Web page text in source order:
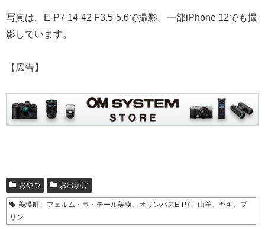
写真は、E-P7 14-42 F3.5-5.6で撮影。一部iPhone 12でも撮
影しています。
【広告】
おやつ お出かけ
美瑛町、フェルム・ラ・テール美瑛、オリンパスE-P7、山羊、ヤギ、プ
リン